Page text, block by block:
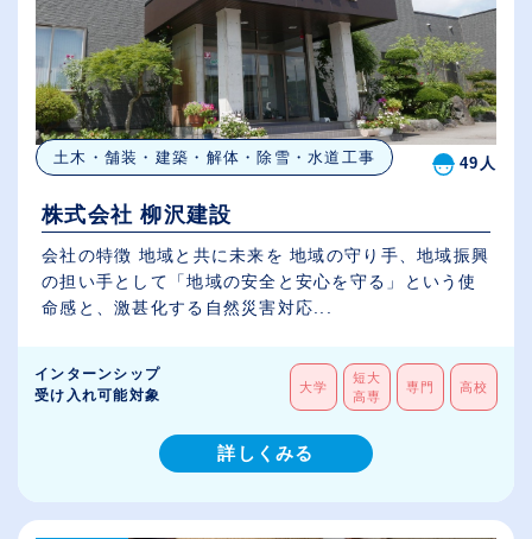
土木・舗装・建築・解体・除雪・水道工事 49人
株式会社 柳沢建設
会社の特徴 地域と共に未来を 地域の守り手、地域振興
の担い手として「地域の安全と安心を守る」という使
命感と、激甚化する自然災害対応...
インターンシップ
受け入れ可能対象
大学
短大
高専
専門 高校
詳しくみる